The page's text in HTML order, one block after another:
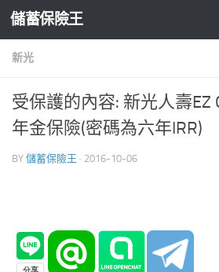
Skip to content
儲蓄保險王
新光
受保護的內容: 新光人壽EZ
年金保險(密碼為六年IRR)
BY 儲蓄保險王 · 2016-10-06